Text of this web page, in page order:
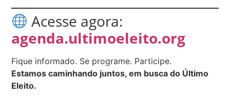
Acesse agora:
agenda.ultimoeleito.org
Fique informado. Se programe. Participe.
Estamos caminhando juntos, em busca do Último
Eleito.